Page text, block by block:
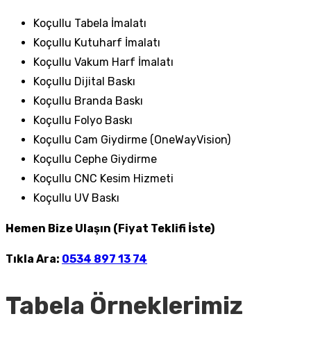
Koçullu Tabela İmalatı
Koçullu Kutuharf İmalatı
Koçullu Vakum Harf İmalatı
Koçullu Dijital Baskı
Koçullu Branda Baskı
Koçullu Folyo Baskı
Koçullu Cam Giydirme (OneWayVision)
Koçullu Cephe Giydirme
Koçullu CNC Kesim Hizmeti
Koçullu UV Baskı
Hemen Bize Ulaşın (Fiyat Teklifi İste)
Tıkla Ara: 0534 897 13 74
Tabela Örneklerimiz